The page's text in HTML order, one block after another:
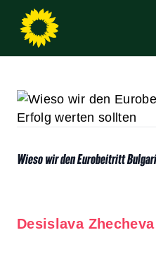
Wieso wir den Eurobeitritt
Desislava Zhecheva